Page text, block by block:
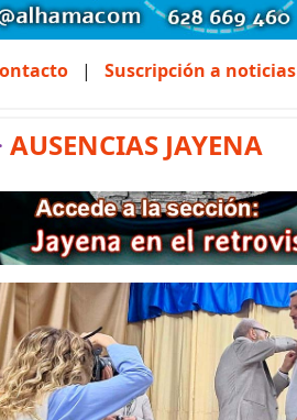
| Suscripción a noticias
AUSENCIAS JAYENA